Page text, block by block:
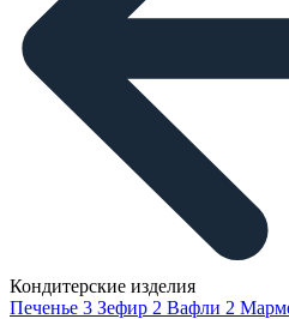
Кондитерские изделия
Печенье 3 Зефир 2 Вафли 2